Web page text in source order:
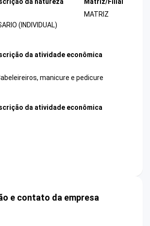
da natureza
(INDIVIDUAL)
Matriz/Filial
MATRIZ
da atividade econômica
manicure e pedicure
da atividade econômica
e contato da empresa